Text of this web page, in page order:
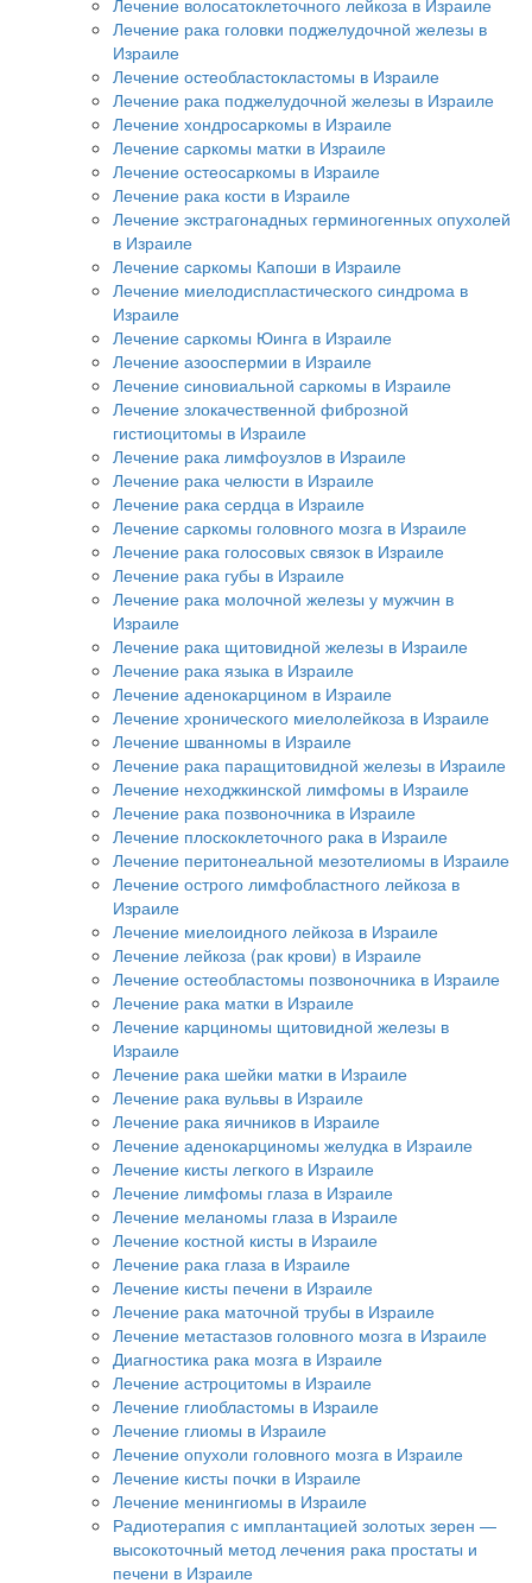
Лечение рака головки поджелудочной железы в
Израиле
Лечение остеобластокластомы в Израиле
Лечение рака поджелудочной железы в Израиле
Лечение хондросаркомы в Израиле
Лечение саркомы матки в Израиле
Лечение остеосаркомы в Израиле
Лечение рака кости в Израиле
Лечение экстрагонадных герминогенных опухолей
в Израиле
Лечение саркомы Капоши в Израиле
Лечение миелодиспластического синдрома в
Израиле
Лечение саркомы Юинга в Израиле
Лечение азооспермии в Израиле
Лечение синовиальной саркомы в Израиле
Лечение злокачественной фиброзной
гистиоцитомы в Израиле
Лечение рака лимфоузлов в Израиле
Лечение рака челюсти в Израиле
Лечение рака сердца в Израиле
Лечение саркомы головного мозга в Израиле
Лечение рака голосовых связок в Израиле
Лечение рака губы в Израиле
Лечение рака молочной железы у мужчин в
Израиле
Лечение рака щитовидной железы в Израиле
Лечение рака языка в Израиле
Лечение аденокарцином в Израиле
Лечение хронического миелолейкоза в Израиле
Лечение шванномы в Израиле
Лечение рака паращитовидной железы в Израиле
Лечение неходжкинской лимфомы в Израиле
Лечение рака позвоночника в Израиле
Лечение плоскоклеточного рака в Израиле
Лечение перитонеальной мезотелиомы в Израиле
Лечение острого лимфобластного лейкоза в
Израиле
Лечение миелоидного лейкоза в Израиле
Лечение лейкоза (рак крови) в Израиле
Лечение остеобластомы позвоночника в Израиле
Лечение рака матки в Израиле
Лечение карциномы щитовидной железы в
Израиле
Лечение рака шейки матки в Израиле
Лечение рака вульвы в Израиле
Лечение рака яичников в Израиле
Лечение аденокарциномы желудка в Израиле
Лечение кисты легкого в Израиле
Лечение лимфомы глаза в Израиле
Лечение меланомы глаза в Израиле
Лечение костной кисты в Израиле
Лечение рака глаза в Израиле
Лечение кисты печени в Израиле
Лечение рака маточной трубы в Израиле
Лечение метастазов головного мозга в Израиле
Диагностика рака мозга в Израиле
Лечение астроцитомы в Израиле
Лечение глиобластомы в Израиле
Лечение глиомы в Израиле
Лечение опухоли головного мозга в Израиле
Лечение кисты почки в Израиле
Лечение менингиомы в Израиле
Радиотерапия с имплантацией золотых зерен —
высокоточный метод лечения рака простаты и
печени в Израиле